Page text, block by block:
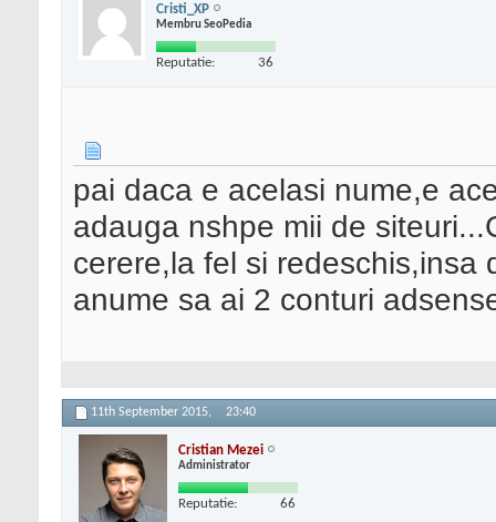
Cristi_XP
Membru SeoPedia
Reputatie: 36
pai daca e acelasi nume,e
adauga nshpe mii de
cerere,la fel si redeschis,insa
anume sa ai 2 conturi
11th September 2015, 23:40
Cristian Mezei
Administrator
Reputatie: 66